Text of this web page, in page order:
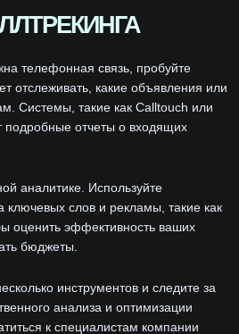
телефонная связь, пробуйте
отслеживать, какие объявления или
Системы, такие как Calltouch или
подробные отчеты о входящих
аналитике. Используйте
ключевых слов и рекламы, такие как
оценить эффективность ваших
бюджеты.
инструментов и следите за
анализа и оптимизации
к специалистам компании